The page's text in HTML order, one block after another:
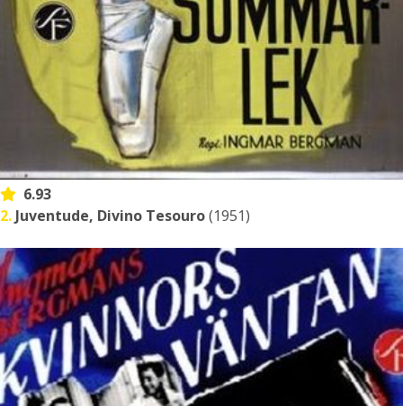
6.93
2. Juventude, Divino Tesouro(1951)